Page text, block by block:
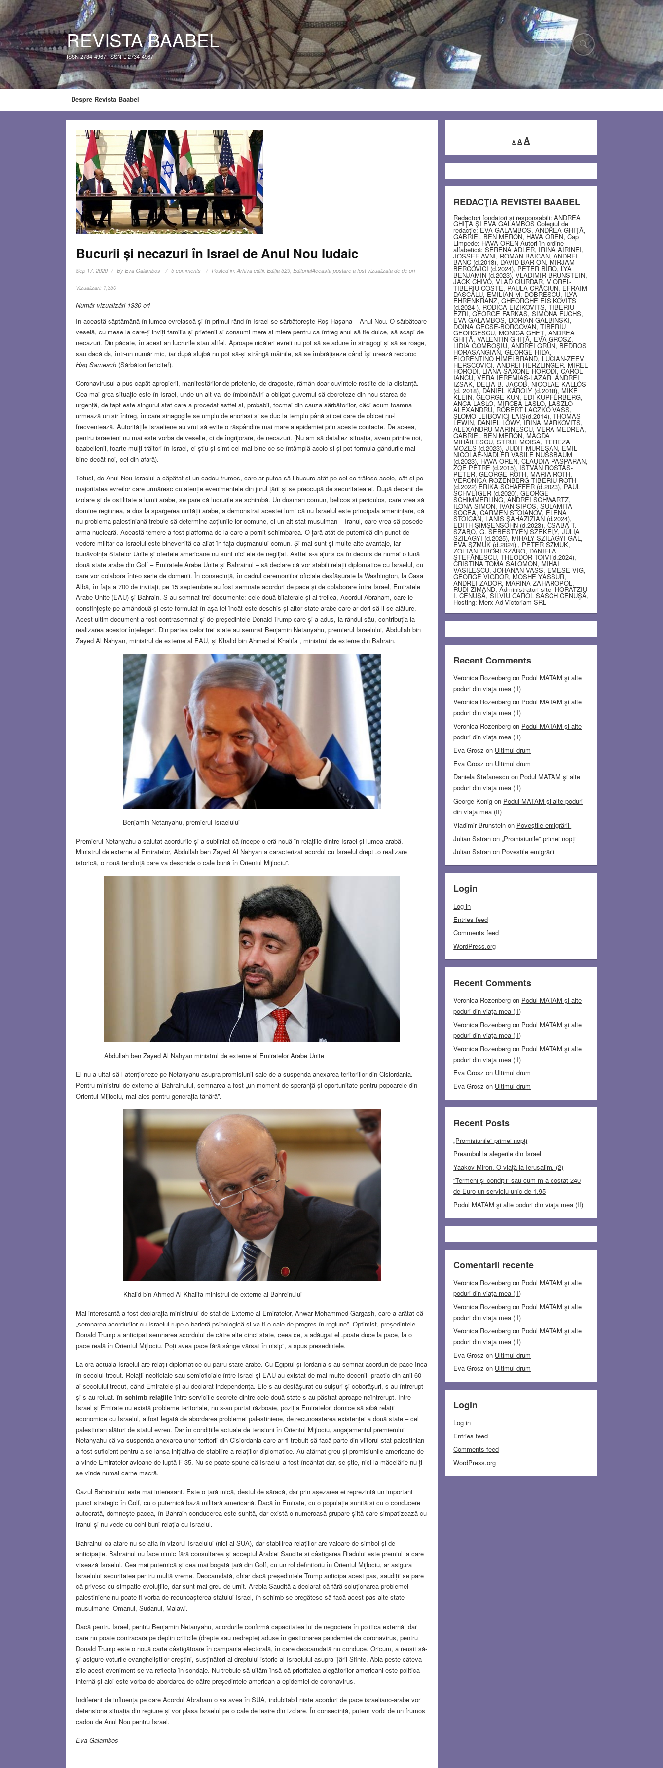
REVISTA BAABEL
ISSN 2734-4967, ISSN-L 2734-4967
Despre Revista Baabel
Bucurii și necazuri în Israel de Anul Nou Iudaic
Sep 17, 2020 ByEva Galambos 5 comments Posted in:Arhiva editii,Ediţia 329,EditorialAceasta postare a fost vizualizata de de ori
Vizualizari: 1,330
Număr vizualizări 1330 ori
În această săptămână în lumea evreiască și în primul rând în Israel se sărbătorește Roș Hașana – Anul Nou. O sărbătoare
veselă, cu mese la care-ți inviți familia și prietenii și consumi mere și miere pentru ca întreg anul să fie dulce, să scapi de
necazuri. Din păcate, în acest an lucrurile stau altfel. Aproape nicăieri evreii nu pot să se adune în sinagogi și să se roage,
sau dacă da, într-un număr mic, iar după slujbă nu pot să-și strângă mâinile, să se îmbrățișeze când îşi urează reciproc
Hag Sameach (Sărbători fericite!).
Coronavirusul a pus capăt apropierii, manifestărilor de prietenie, de dragoste, rămân doar cuvintele rostite de la distanță.
Cea mai grea situație este în Israel, unde un alt val de îmbolnăviri a obligat guvernul să decreteze din nou starea de
urgență, de fapt este singurul stat care a procedat astfel și, probabil, tocmai din cauza sărbătorilor, căci acum toamna
urmează un șir întreg, în care sinagogile se umplu de enoriași și se duc la templu până și cei care de obicei nu-l
frecventează. Autoritățile israeliene au vrut să evite o răspândire mai mare a epidemiei prin aceste contacte. De aceea,
pentru israelieni nu mai este vorba de veselie, ci de îngrijorare, de necazuri. (Nu am să detaliez situația, avem printre noi,
baabelienii, foarte mulți trăitori în Israel, ei știu și simt cel mai bine ce se întâmplă acolo și-și pot formula gândurile mai
bine decât noi, cei din afară).
Totuși, de Anul Nou Israelul a căpătat și un cadou frumos, care ar putea să-i bucure atât pe cei ce trăiesc acolo, cât și pe
majoritatea evreilor care urmăresc cu atenție evenimentele din jurul țării și se preocupă de securitatea ei. După decenii de
izolare și de ostilitate a lumii arabe, se pare că lucrurile se schimbă. Un dușman comun, belicos și periculos, care vrea să
domine regiunea, a dus la spargerea unității arabe, a demonstrat acestei lumi că nu Israelul este principala amenințare, că
nu problema palestiniană trebuie să determine acțiunile lor comune, ci un alt stat musulman – Iranul, care vrea să posede
arma nucleară. Această temere a fost platforma de la care a pornit schimbarea. O țară atât de puternică din punct de
vedere militar ca Israelul este binevenită ca aliat în fața dușmanului comun. Și mai sunt și multe alte avantaje, iar
bunăvoința Statelor Unite și ofertele americane nu sunt nici ele de neglijat. Astfel s-a ajuns ca în decurs de numai o lună
două state arabe din Golf – Emiratele Arabe Unite și Bahrainul – să declare că vor stabili relații diplomatice cu Israelul, cu
care vor colabora într-o serie de domenii. În consecință, în cadrul ceremoniilor oficiale desfășurate la Washington, la Casa
Albă, în fața a 700 de invitați, pe 15 septembrie au fost semnate acorduri de pace și de colaborare între Israel, Emiratele
Arabe Unite (EAU) și Bahrain. S-au semnat trei documente: cele două bilaterale și al treilea, Acordul Abraham, care le
consfințește pe amândouă și este formulat în așa fel încât este deschis și altor state arabe care ar dori să li se alăture.
Acest ultim document a fost contrasemnat și de președintele Donald Trump care și-a adus, la rândul său, contribuția la
realizarea acestor înțelegeri. Din partea celor trei state au semnat Benjamin Netanyahu, premierul Israelului, Abdullah bin
Zayed Al Nahyan, ministrul de externe al EAU, și Khalid bin Ahmed al Khalifa , ministrul de externe din Bahrain.
Benjamin Netanyahu, premierul Israelului
Premierul Netanyahu a salutat acordurile și a subliniat că începe o eră nouă în relațiile dintre Israel și lumea arabă.
Ministrul de externe al Emiratelor, Abdullah ben Zayed Al Nahyan a caracterizat acordul cu Israelul drept „o realizare
istorică, o nouă tendință care va deschide o cale bună în Orientul Mijlociu”.
Abdullah ben Zayed Al Nahyan ministrul de externe al Emiratelor Arabe Unite
El nu a uitat să-l atenționeze pe Netanyahu asupra promisiunii sale de a suspenda anexarea teritoriilor din Cisiordania.
Pentru ministrul de externe al Bahrainului, semnarea a fost „un moment de speranță și oportunitate pentru popoarele din
Orientul Mijlociu, mai ales pentru generația tânără”.
Khalid bin Ahmed Al Khalifa ministrul de externe al Bahreinului
Mai interesantă a fost declarația ministrului de stat de Externe al Emiratelor, Anwar Mohammed Gargash, care a arătat că
„semnarea acordurilor cu Israelul rupe o barieră psihologică și va fi o cale de progres în regiune”. Optimist, președintele
Donald Trump a anticipat semnarea acordului de către alte cinci state, ceea ce, a adăugat el „poate duce la pace, la o
pace reală în Orientul Mijlociu. Poți avea pace fără sânge vărsat în nisip”, a spus președintele.
La ora actuală Israelul are relații diplomatice cu patru state arabe. Cu Egiptul și Iordania s-au semnat acorduri de pace încă
în secolul trecut. Relații neoficiale sau semioficiale între Israel și EAU au existat de mai multe decenii, practic din anii 60
ai secolului trecut, când Emiratele și-au declarat independența. Ele s-au desfășurat cu suișuri și coborâșuri, s-au întrerupt
și s-au reluat,în schimb relaţiile între serviciile secrete dintre cele două state s-au păstrat aproape neîntrerupt. Între
Israel și Emirate nu există probleme teritoriale, nu s-au purtat războaie, poziția Emiratelor, dornice să aibă relații
economice cu Israelul, a fost legată de abordarea problemei palestiniene, de recunoașterea existenței a două state – cel
palestinian alături de statul evreu. Dar în condițiile actuale de tensiuni în Orientul Mijlociu, angajamentul premierului
Netanyahu că va suspenda anexarea unor teritorii din Cisiordania care ar fi trebuit să facă parte din viitorul stat palestinian
a fost suficient pentru a se lansa inițiativa de stabilire a relațiilor diplomatice. Au atârnat greu și promisiunile americane de
a vinde Emiratelor avioane de luptă F-35. Nu se poate spune că Israelul a fost încântat dar, se știe, nici la măcelărie nu ți
se vinde numai carne macrâ.
Cazul Bahrainului este mai interesant. Este o țară mică, destul de săracă, dar prin așezarea ei reprezintă un important
punct strategic în Golf, cu o puternică bază militară americană. Dacă în Emirate, cu o populație sunită și cu o conducere
autocrată, domnește pacea, în Bahrain conducerea este sunită, dar există o numeroasă grupare șiită care simpatizează cu
Iranul și nu vede cu ochi buni relația cu Israelul.
Bahrainul ca atare nu se afla în vizorul Israelului (nici al SUA), dar stabilirea relațiilor are valoare de simbol și de
anticipație. Bahrainul nu face nimic fără consultarea și acceptul Arabiei Saudite și câștigarea Riadului este premiul la care
visează Israelul. Cea mai puternică și cea mai bogată țară din Golf, cu un rol definitoriu în Orientul Mijlociu, ar asigura
Israelului securitatea pentru multă vreme. Deocamdată, chiar dacă președintele Trump anticipa acest pas, saudiții se pare
că privesc cu simpatie evoluțiile, dar sunt mai greu de urnit. Arabia Saudită a declarat că fără soluționarea problemei
palestiniene nu poate fi vorba de recunoașterea statului Israel, în schimb se pregătesc să facă acest pas alte state
musulmane: Omanul, Sudanul, Malawi.
Dacă pentru Israel, pentru Benjamin Netanyahu, acordurile confirmă capacitatea lui de negociere în politica externă, dar
care nu poate contracara pe deplin criticile (drepte sau nedrepte) aduse în gestionarea pandemiei de coronavirus, pentru
Donald Trump este o nouă carte câștigătoare în campania electorală, în care deocamdată nu conduce. Oricum, a reușit să-
și asigure voturile evangheliștilor creștini, susținători ai dreptului istoric al Israelului asupra Țării Sfinte. Abia peste câteva
zile acest eveniment se va reflecta în sondaje. Nu trebuie să uităm însă că prioritatea alegătorilor americani este politica
internă și aici este vorba de abordarea de către președintele american a epidemiei de coronavirus.
Indiferent de influența pe care Acordul Abraham o va avea în SUA, indubitabil niște acorduri de pace israeliano-arabe vor
detensiona situația din regiune și vor plasa Israelul pe o cale de ieșire din izolare. În consecință, putem vorbi de un frumos
cadou de Anul Nou pentru Israel.
Eva Galambos
A
Decrease
font
A Reset
AIncrease
font
REDACŢIA REVISTEI BAABEL
Redactori fondatori şi responsabili: ANDREA
GHIŢĂ ŞI EVA GALAMBOS Colegiul de
redacţie: EVA GALAMBOS, ANDREA GHIŢĂ,
GABRIEL BEN MERON, HAVA OREN, Cap
Limpede: HAVA OREN Autori în ordine
alfabetică: SERENA ADLER, IRINA AIRINEI,
JOSSEF AVNI, ROMAN BAICAN, ANDREI
BANC (d.2018), DAVID BAR-ON, MIRJAM
BERCOVICI (d.2024), PETER BIRO, LYA
BENJAMIN (d.2023), VLADIMIR BRUNSTEIN,
JACK CHIVO, VLAD CIURDAR, VIOREL-
TIBERIU COSTE, PAULA CRĂCIUN, EFRAIM
DASCĂLU, EMILIAN M. DOBRESCU, ILYA
EHRENKRANZ, GHEORGHE EISIKOVITS
(d.2024 ), RODICA EIZIKOVITS, TIBERIU
EZRI, GEORGE FARKAS, SIMONA FUCHS,
EVA GALAMBOS, DORIAN GALBINSKI,
DOINA GECSE-BORGOVAN, TIBERIU
GEORGESCU, MONICA GHEŢ, ANDREA
GHIŢĂ, VALENTIN GHIŢĂ, EVA GROSZ,
LIDIA GOMBOŞIU, ANDREI GRÜN, BEDROS
HORASANGIAN, GEORGE HIDA,
FLORENTINO HIMELBRAND, LUCIAN-ZEEV
HERSCOVICI, ANDREI HERZLINGER, MIREL
HORODI, LIANA SAXONE-HORODI, CAROL
IANCU, VERA IEREMIAŞ-LAZAR, ANDREI
IZSAK, DELIA B. JACOB, NICOLAE KALLÓS
(d. 2018), DÁNIEL KÁROLY (d.2018), MIKE
KLEIN, GEORGE KUN, EDI KUPFERBERG,
ANCA LASLO, MIRCEA LASLO, LASZLO
ALEXANDRU, RÓBERT LACZKÓ VASS,
ŞLOMO LEIBOVICI LAIŞ(d.2014), THOMAS
LEWIN, DANIEL LŐWY, IRINA MARKOVITS,
ALEXANDRU MARINESCU, VERA MEDREA,
GABRIEL BEN MERON, MAGDA
MIHĂILESCU, STRUL MOISA, TEREZA
MOZES (d.2023), JUDIT MUREŞAN, EMIL
NICOLAE-NADLER VASILE NUSSBAUM
(d.2023), HAVA OREN, CLAUDIA PASPARAN,
ZOE PETRE (d.2015), ISTVÁN ROSTÁS-
PÉTER, GEORGE ROTH, MARIA ROTH,
VERONICA ROZENBERG TIBERIU ROTH
(d.2022) ERIKA SCHAFFER (d.2023), PAUL
SCHVEIGER (d.2020), GEORGE
SCHIMMERLING, ANDREI SCHWARTZ,
ILONA SIMON, IVAN SIPOS, SULAMITA
SOCEA, CARMEN STOIANOV, ELENA
STOICAN, LANIS ŞAHAZIZIAN (d.2024),
EDITH ŞIMŞENSOHN (d.2023), CSABA T.
SZABO, G. SEBESTYEN SZEKELY, JÚLIA
SZILÁGYI (d.2025), MIHÁLY SZILÁGYI GÁL,
EVA SZMUK (d.2024) , PETER SZMUK,
ZOLTÁN TIBORI SZABO, DANIELA
ŞTEFĂNESCU, THEODOR TOIVI(d.2024),
CRISTINA TOMA SALOMON, MIHAI
VASILESCU, JOHANAN VASS, EMESE VIG,
GEORGE VIGDOR, MOSHE YASSUR,
ANDREI ZADOR, MARINA ZAHAROPOL,
RUDI ZIMAND, Administratori site: HORATZIU
I. CENUŞĂ, SILVIU CAROL SASCH CENUŞĂ,
Hosting: Merx-Ad-Victoriam SRL
Recent Comments
Veronica Rozenberg on Podul MATAM şi alte
poduri din viaţa mea (II)
Veronica Rozenberg on Podul MATAM şi alte
poduri din viaţa mea (II)
Veronica Rozenberg on Podul MATAM şi alte
poduri din viaţa mea (II)
Eva Grosz on Ultimul drum
Eva Grosz on Ultimul drum
Daniela Stefanescu on Podul MATAM şi alte
poduri din viaţa mea (II)
George Konig on Podul MATAM şi alte poduri
din viaţa mea (II)
Vladimir Brunstein on Poveștile emigrării
Julian Satran on„Promisiunile” primei nopți
Julian Satran on Poveștile emigrării
Login
Log in
Entries feed
Comments feed
WordPress.org
Recent Comments
Veronica Rozenberg on Podul MATAM şi alte
poduri din viaţa mea (II)
Veronica Rozenberg on Podul MATAM şi alte
poduri din viaţa mea (II)
Veronica Rozenberg on Podul MATAM şi alte
poduri din viaţa mea (II)
Eva Grosz on Ultimul drum
Eva Grosz on Ultimul drum
Recent Posts
„Promisiunile” primei nopți
Preambul la alegerile din Israel
Yaakov Miron. O viață la Ierusalim. (2)
“Termeni și condiții” sau cum m-a costat 240
de Euro un serviciu unic de 1.95
Podul MATAM şi alte poduri din viaţa mea (II)
Comentarii recente
Veronica Rozenberg on Podul MATAM şi alte
poduri din viaţa mea (II)
Veronica Rozenberg on Podul MATAM şi alte
poduri din viaţa mea (II)
Veronica Rozenberg on Podul MATAM şi alte
poduri din viaţa mea (II)
Eva Grosz on Ultimul drum
Eva Grosz on Ultimul drum
Login
Log in
Entries feed
Comments feed
WordPress.org